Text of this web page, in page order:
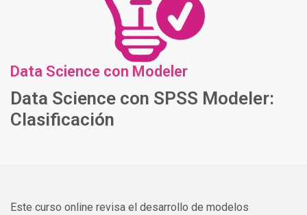
Data Science con Modeler
Data Science con SPSS Modeler:
Clasificación
Este curso online revisa el desarrollo de modelos